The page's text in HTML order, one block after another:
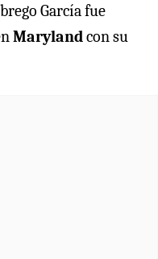
García fue
Marylandcon su